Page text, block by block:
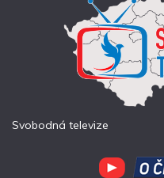
Svobodná televize